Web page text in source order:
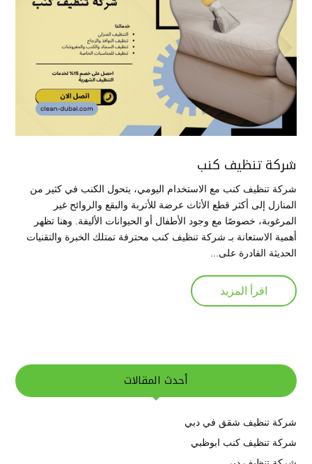
شركة تنظيف كنب
شركة تنظيف كنب مع الاستخدام اليومي، يتحول الكنب في كثير من
المنازل إلى أكثر قطع الأثاث عرضة للأتربة والبقع والروائح غير
المرغوبة، خصوصًا مع وجود الأطفال أو الحيوانات الأليفة. وهنا تظهر
أهمية الاستعانة بـ شركة تنظيف كنب محترفة تمتلك الخبرة والتقنيات
الحديثة القادرة على...
اقرأ المزيد
أحدث المقالات
شركة تنظيف شقق في دبي
شركة تنظيف كنب ابوظبي